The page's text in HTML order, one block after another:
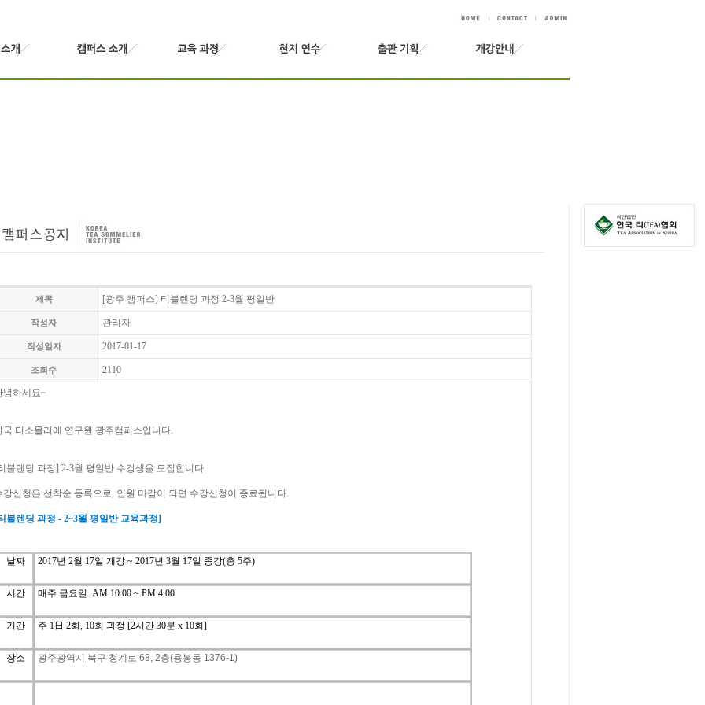
제목 [광주 캠퍼스] 티블렌딩 과정 2-3월 평일반
작성자 관리자
작성일자 2017-01-17
조회수 2110
녕하세요~
국 티소믈리에 연구원 광주캠퍼스입니다.
블렌딩 과정] 2-3월 평일반 수강생을 모집합니다.
강신청은 선착순 등록으로, 인원 마감이 되면 수강신청이 종료됩니다.
블렌딩 과정 - 2~3월 평일반 교육과정]
날짜 2017년 2월 17일 개강 ~ 2017년3월 17일 종강(총 5주)
시간 매주 금요일 AM 10:00 ~ PM 4:00
기간 주 1日 2회, 10회 과정 [2시간 30분 x 10회]
장소 광주광역시 북구 청계로 68, 2층(용봉동 1376-1)